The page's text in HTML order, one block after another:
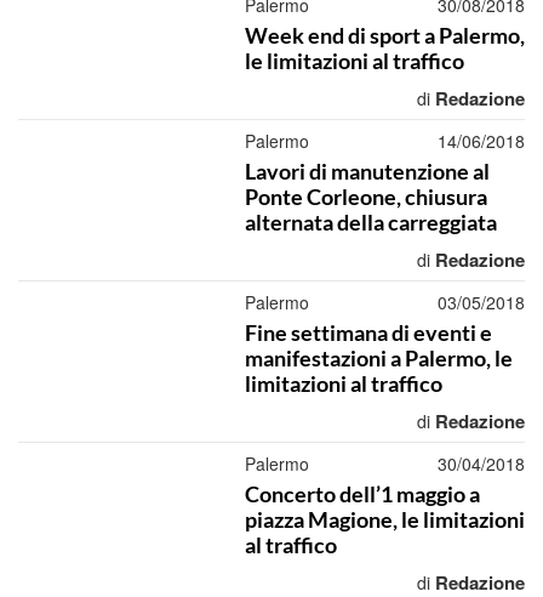
Palermo 30/08/2018
Week end di sport a Palermo,
le limitazioni al traffico
di Redazione
Palermo 14/06/2018
Lavori di manutenzione al
Ponte Corleone, chiusura
alternata della carreggiata
di Redazione
Palermo 03/05/2018
Fine settimana di eventi e
manifestazioni a Palermo, le
limitazioni al traffico
di Redazione
Palermo 30/04/2018
Concerto dell’1 maggio a
piazza Magione, le limitazioni
al traffico
di Redazione